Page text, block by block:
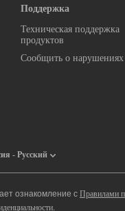
Поддержка
Техническая поддержка
продуктов
Сообщить о нарушениях
- Русский
ознакомление с Правилами
.